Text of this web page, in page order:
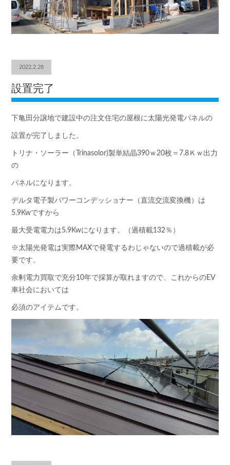
2022.2.28
設置完了
下亀田分譲地で建設中の注文住宅の屋根に太陽光発電パネルの
設置が完了しました。
トリナ・ソーラー（Trinasolor)製単結晶390ｗ20枚＝7.8Ｋｗ出力
の
パネルになります。
デルタ電子製パワーコンデッショナー（直流交流変換機）は
5.9Kwですから
最大受電電力は5.9Kwになります。（過積載132％）
※太陽光発電は実際MAXで発電するわじゃないので過積載が必
要です。
余剰電力買取で充分10年で採算が取れますので、これからのEV
車社会においては
必須のアイテムです。